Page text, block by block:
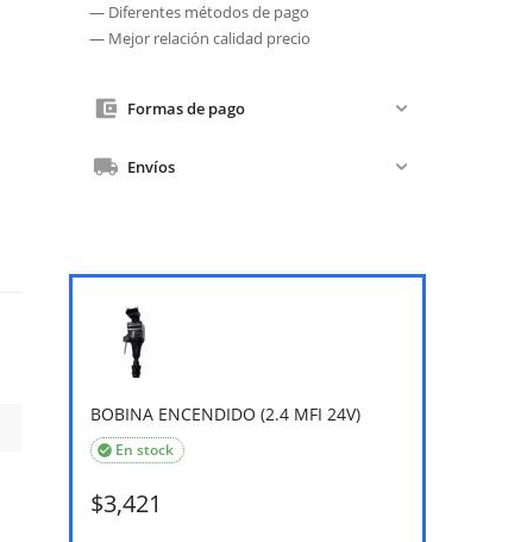
— Diferentes métodos de pago
— Mejor relación calidad precio
Formas de pago
Envíos
BOBINA ENCENDIDO (2.4 MFI 24V)
En stock

$3,421